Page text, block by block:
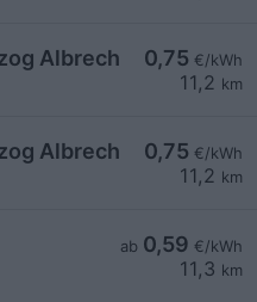
0,75 €/kWh
11,2 km
Albrecht-Straße
0,75 €/kWh
11,2 km
Albrecht-Straße
ab 0,59 €/kWh
11,3 km